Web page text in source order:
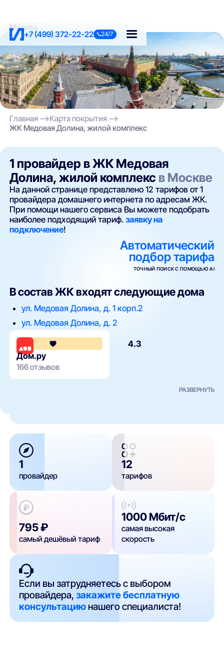
+7 (499) 372-22-22 24/7
Москва
Главная
Карта покрытия
ЖК Медовая Долина, жилой комплекс
1 провайдер в ЖК Медовая
Долина, жилой комплекс в Москве
На данной странице представлено 12 тарифов от 1
провайдера домашнего интернета по адресам ЖК.
При помощи нашего сервиса Вы можете подобрать
наиболее подходящий тариф.заявку на
подключение!
Автоматический
подбор тарифа
ТОЧНЫЙ ПОИСК С ПОМОЩЬЮ AI
В состав ЖК входят следующие дома
ул. Медовая Долина, д. 1 корп.2
ул. Медовая Долина, д. 2
4.3
Дом.ру
166 отзывов
РАЗВЕРНУТЬ
1
провайдер
12
тарифов
795 ₽
самый дешёвый тариф
1000 Мбит/с
самая высокая
скорость
Если вы затрудняетесь с выбором
провайдера,закажите бесплатную
консультацию нашего специалиста!